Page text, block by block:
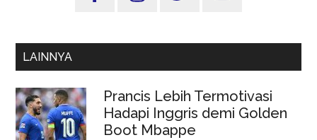
LAINNYA
Prancis Lebih Termotivasi
Hadapi Inggris demi Golden
Boot Mbappe